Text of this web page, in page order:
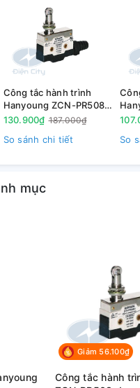
Công tắc hành trình
Hanyoung ZCN-PR508
dạng pittong
130.900₫ 187.000₫
So sánh chi tiết So
mục
Giảm 56.100₫
Công tắc hành